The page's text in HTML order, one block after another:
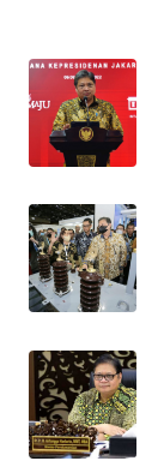
WN
KALTENG
WN
KALTARA
WN
KALSEL
KALTIM
WN
SULSEL